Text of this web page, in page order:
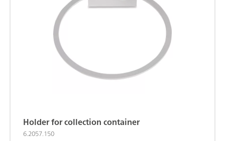
Holder for collection container
6.2057.150